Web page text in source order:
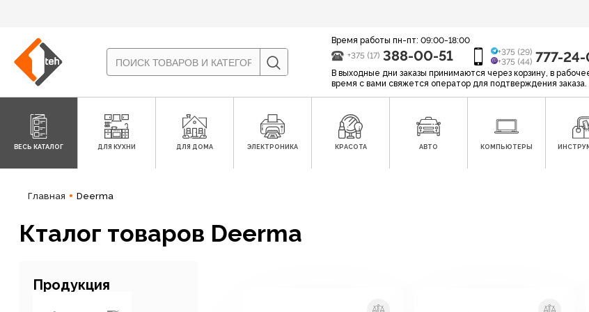
Время работы пн-пт: 09:00-18:00
+375 (17) 388-00-51
+375 (29)
+375 (44) 777-
В выходные дни заказы принимаются через корзину, в
время с вами свяжется оператор для подтверждения заказа.
ВЕСЬ КАТАЛОГ ДЛЯ КУХНИ ДЛЯ ДОМА ЭЛЕКТРОНИКА КРАСОТА АВТО КОМПЬЮТЕРЫ
Главная Deerma
Кталог товаров Deerma
Продукция